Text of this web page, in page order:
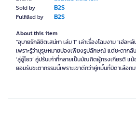
Sold by B2S
Fulfilled by B2S
About this item
"อุบายรักลิขิตเสน่หา เล่ม 1" เล่าเรื่องโฉมงาม ‘เฮ่อห
เพราะรู้ว่าบุรุษหมายปองเพียงรูปลักษณ์ แต่ชะตากลั
‘ลู่อู๋โยว’ คู่ปรับเก่าที่กลายเป็นบัณฑิตผู้ทรงเกียรติ แ
ยอมรับชะตากรรมนี้เพราะเขาดีกว่าคู่หมั้นที่บิดาเลือก